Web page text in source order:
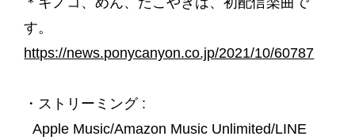
す。
https://news.ponycanyon.co.jp/2021/10/60787
・ストリーミング :
Apple Music/Amazon Music Unlimited/LINE